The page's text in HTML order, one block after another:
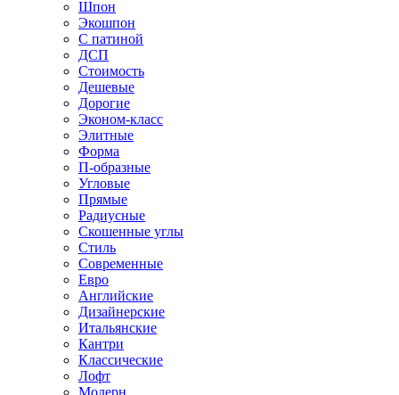
Шпон
Экошпон
С патиной
ДСП
Стоимость
Дешевые
Дорогие
Эконом-класс
Элитные
Форма
П-образные
Угловые
Прямые
Радиусные
Скошенные углы
Стиль
Современные
Евро
Английские
Дизайнерские
Итальянские
Кантри
Классические
Лофт
Модерн